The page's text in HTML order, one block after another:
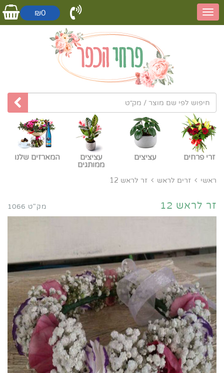
₪0
זרי פרחים עציצים
עציצים
ממותגים
המארזים שלנו
ראשי זרים לראש זר לראש 12
זר לראש 12 מק"ט 1066